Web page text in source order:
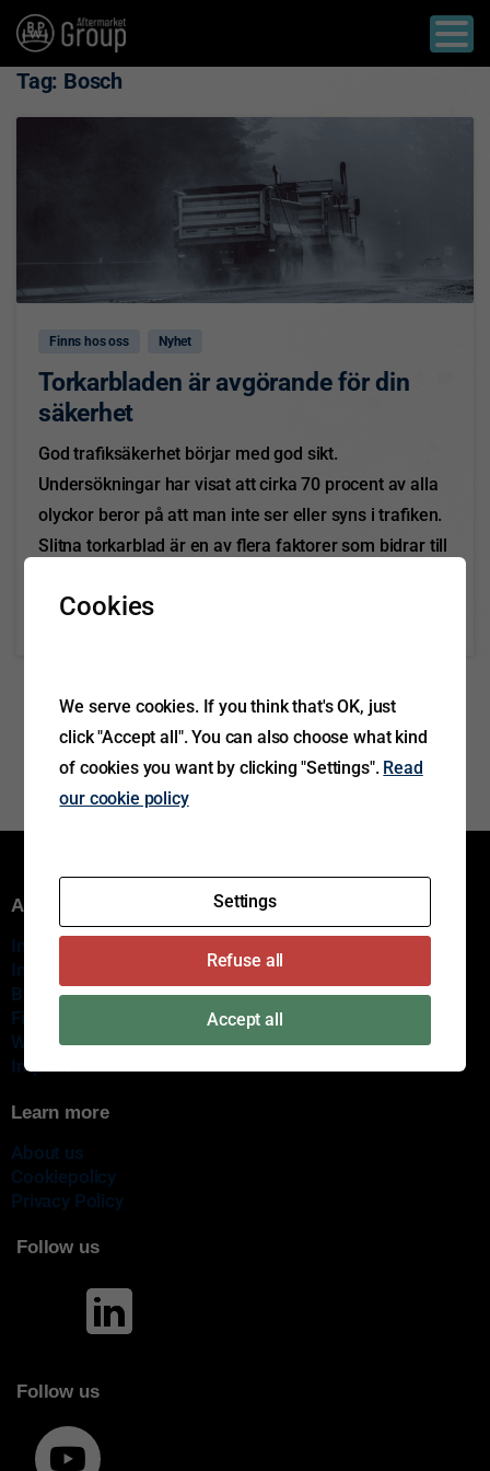
Tag: Bosch
Finns hos oss Nyhet
Torkarbladen är avgörande för din
säkerhet
God trafiksäkerhet börjar med god sikt.
Undersökningar har visat att cirka 70 procent av alla
olyckor beror på att man inte ser eller syns i trafiken.
Slitna torkarblad är en av flera faktorer som bidrar till
Aftermarket group
Innovation
Immediate delivery
Brands
Find a certain dealer
Webshop
Imprint
Learn more
About us
Cookiepolicy
Privacy Policy
Follow us
Follow us
Cookies
We serve cookies. If you think that's OK, just
click "Accept all". You can also choose what kind
of cookies you want by clicking "Settings". Read
our cookie policy
Settings
Refuse all
Accept all